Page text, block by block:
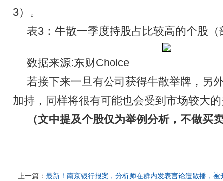
3）。
表3：牛散一季度持股占比较高的个股（
数据来源:东财Choice
若接下来一旦有公司获得牛散举牌，另
加持，同样将很有可能也会受到市场较大
（文中提及个股仅为举例分析，不做买
上一篇： 最新！南京银行报案，分析师在群内发表言论遭散播，被